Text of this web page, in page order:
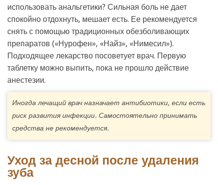
использовать анальгетики? Сильная боль не дает
спокойно отдохнуть, мешает есть. Ее рекомендуется
снять с помощью традиционных обезболивающих
препаратов («Нурофен», «Найз», «Нимесил»).
Подходящее лекарство посоветует врач. Первую
таблетку можно выпить, пока не прошло действие
анестезии.
Иногда лечащий врач назначает антибиотики, если есть
риск развития инфекции. Самостоятельно принимать
средства не рекомендуется.
Уход за десной после удаления
зуба